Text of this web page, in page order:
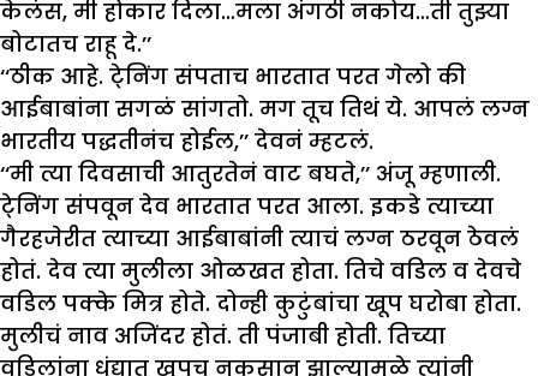
केलंस, मी होकार दिला…मला अंगठी नकोय…ती तुझ्या
बोटातच राहू दे.’’
‘‘ठीक आहे. टे्निंग संपताच भारतात परत गेलो की
आईबाबांना सगळं सांगतो. मग तूच तिथं ये. आपलं लग्न
भारतीय पद्धतीनंच होईल,’’ देवनं म्हटलं.
‘‘मी त्या दिवसाची आतुरतेनं वाट बघते,’’ अंजू म्हणाली.
टे्निंग संपवून देव भारतात परत आला. इकडे त्याच्या
गैरहजेरीत त्याच्या आईबाबांनी त्याचं लग्न ठरवून ठेवलं
होतं. देव त्या मुलीला ओळखत होता. तिचे वडिल व देवचे
वडिल पक्के मित्र होते. दोन्ही कुटुंबांचा खूप घरोबा होता.
मुलीचं नाव अजिंदर होतं. ती पंजाबी होती. तिच्या
वडिलांना धंद्यात खूपच नुकसान झाल्यामुळे त्यांनी